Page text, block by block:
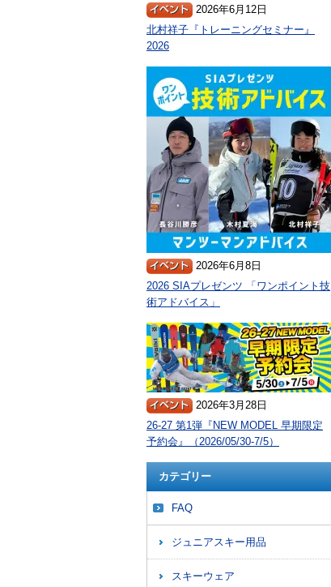
2026年6月12日
北村祥子『トレーニングセミナー』
2026
2026年6月8日
2026 SIAプレゼンツ 「ワンポイント技
術アドバイス」
2026年3月28日
26-27 第1弾『NEW MODEL 早期限定
予約会』（2026/05/30-7/5）
カテゴリー
FAQ
ジュニアスキー用品
スキーウェア